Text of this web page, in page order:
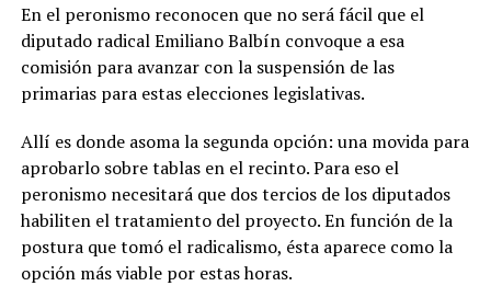
En el peronismo reconocen que no será fácil que el
diputado radical Emiliano Balbín convoque a esa
comisión para avanzar con la suspensión de las
primarias para estas elecciones legislativas.
Allí es donde asoma la segunda opción: una movida para
aprobarlo sobre tablas en el recinto. Para eso el
peronismo necesitará que dos tercios de los diputados
habiliten el tratamiento del proyecto. En función de la
postura que tomó el radicalismo, ésta aparece como la
opción más viable por estas horas.